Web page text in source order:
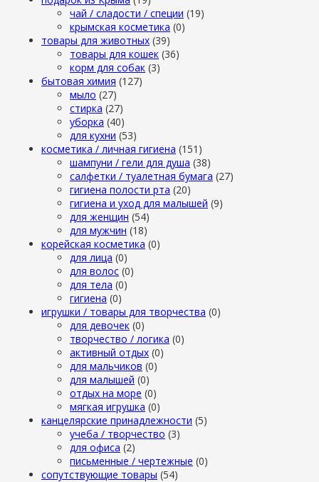
чай / сладости / специи (19)
крымская косметика (0)
товары для животных (39)
товары для кошек (36)
корм для собак (3)
бытовая химия (127)
мыло (27)
стирка (27)
уборка (40)
для кухни (53)
косметика / личная гигиена (151)
шампуни / гели для душа (38)
салфетки / туалетная бумага (27)
гигиена полости рта (20)
гигиена и уход для малышей (9)
для женщин (54)
для мужчин (18)
корейская косметика (0)
для лица (0)
для волос (0)
для тела (0)
гигиена (0)
игрушки / товары для творчества (0)
для девочек (0)
творчество / логика (0)
активный отдых (0)
для мальчиков (0)
для малышей (0)
отдых на море (0)
мягкая игрушка (0)
канцелярские принадлежности (5)
учеба / творчество (3)
для офиса (2)
письменные / чертежные (0)
сопутствующие товары (54)